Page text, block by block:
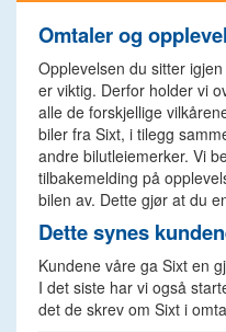
Omtaler og
Opplevelsen du sitter
er viktig. Derfor holder vi
alle de forskjellige
biler fra Sixt, i tilegg
andre bilutleiemerker. Vi
tilbakemelding på
bilen av. Dette gjør at du
Dette synes
Kundene våre ga Sixt en
I det siste har vi også
det de skrev om Sixt i